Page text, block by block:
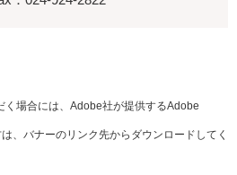
く場合には、Adobe社が提供するAdobe
、バナーのリンク先からダウンロードしてく